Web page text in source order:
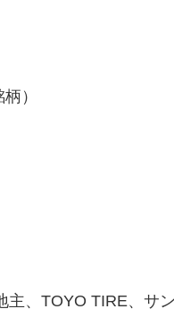
）
主、TOYO TIRE、サ